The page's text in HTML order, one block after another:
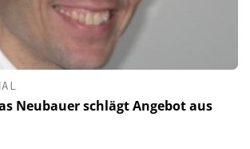
Neubauer schlägt Angebot aus